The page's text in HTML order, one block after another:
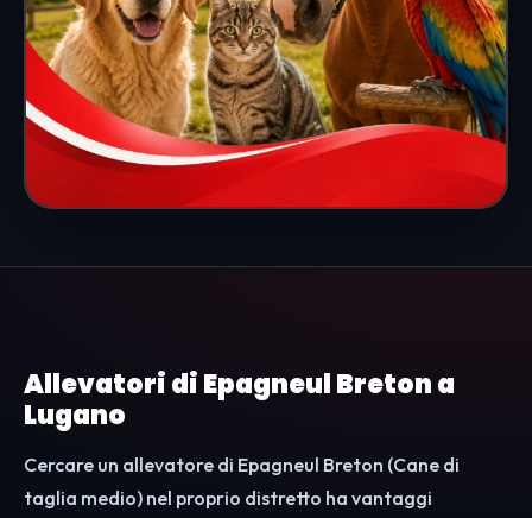
Allevatori di Epagneul Breton a
Lugano
Cercare un allevatore di Epagneul Breton (Cane di
taglia medio) nel proprio distretto ha vantaggi